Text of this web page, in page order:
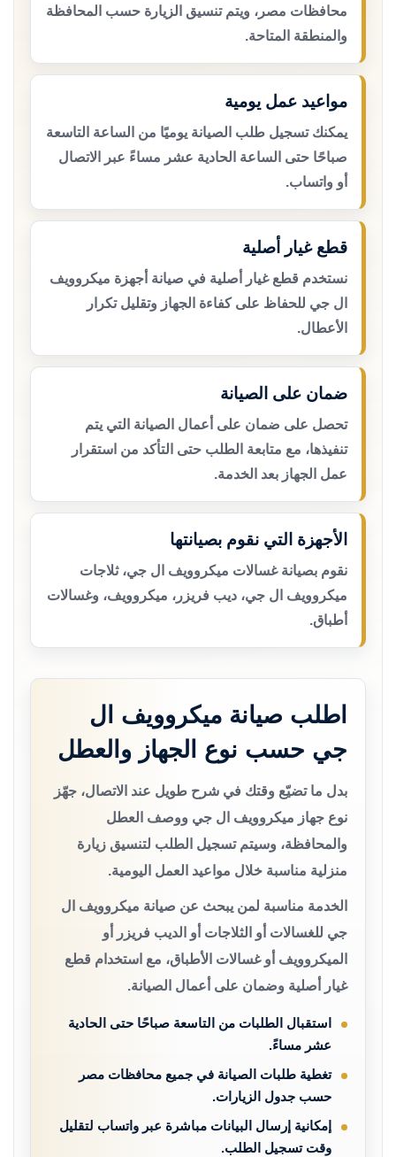
محافظات مصر، ويتم تنسيق الزيارة حسب المحافظة
والمنطقة المتاحة.
مواعيد عمل يومية
يمكنك تسجيل طلب الصيانة يوميًا من الساعة التاسعة
صباحًا حتى الساعة الحادية عشر مساءً عبر الاتصال
أو واتساب.
قطع غيار أصلية
نستخدم قطع غيار أصلية في صيانة أجهزة ميكروويف
ال جي للحفاظ على كفاءة الجهاز وتقليل تكرار
الأعطال.
ضمان على الصيانة
تحصل على ضمان على أعمال الصيانة التي يتم
تنفيذها، مع متابعة الطلب حتى التأكد من استقرار
عمل الجهاز بعد الخدمة.
الأجهزة التي نقوم بصيانتها
نقوم بصيانة غسالات ميكروويف ال جي، ثلاجات
ميكروويف ال جي، ديب فريزر، ميكروويف، وغسالات
أطباق.
اطلب صيانة ميكروويف ال
جي حسب نوع الجهاز والعطل
بدل ما تضيّع وقتك في شرح طويل عند الاتصال، جهّز
نوع جهاز ميكروويف ال جي ووصف العطل
والمحافظة، وسيتم تسجيل الطلب لتنسيق زيارة
منزلية مناسبة خلال مواعيد العمل اليومية.
الخدمة مناسبة لمن يبحث عن صيانة ميكروويف ال
جي للغسالات أو الثلاجات أو الديب فريزر أو
الميكروويف أو غسالات الأطباق، مع استخدام قطع
غيار أصلية وضمان على أعمال الصيانة.
استقبال الطلبات من التاسعة صباحًا حتى الحادية
عشر مساءً.
تغطية طلبات الصيانة في جميع محافظات مصر
حسب جدول الزيارات.
إمكانية إرسال البيانات مباشرة عبر واتساب لتقليل
وقت تسجيل الطلب.